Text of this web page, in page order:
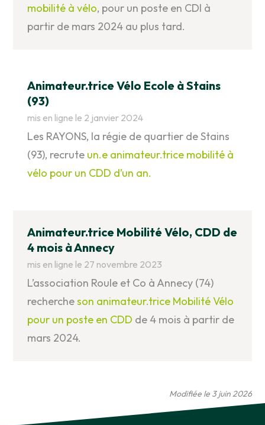
mobilité à vélo, pour un poste en CDI à
partir de mars 2024 au plus tard.
Animateur.trice Vélo Ecole à Stains
(93)
mis en ligne le 2 janvier 2024
Les RAYONS, la régie de quartier de Stains
(93), recrute un.e animateur.trice mobilité à
vélo pour un CDD d’un an.
Animateur.trice Mobilité Vélo, CDD de
4 mois à Annecy
mis en ligne le 27 novembre 2023
L’association Roule et Co à Annecy (74)
rechercheson animateur.trice Mobilité Vélo
pour un poste en CDD de 4 mois à partir de
mars 2024.
Modifiée le 3 juin 2026